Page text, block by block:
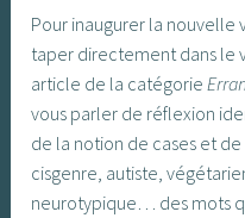
Pour inaugurer la nouvelle
taper directement dans le
article de la catégorie
vous parler de réflexion
de la notion de cases et de
cisgenre, autiste,
neurotypique… des mots